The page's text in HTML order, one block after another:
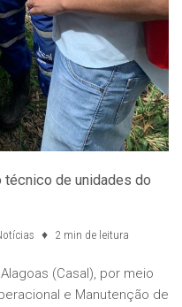
técnico de unidades do
2 min de leitura
(Casal), por meio
e Manutenção de